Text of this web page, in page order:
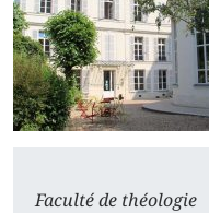
Faculté de théologie